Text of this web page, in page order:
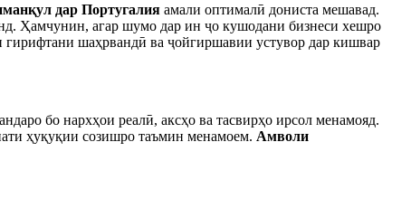
дар Португалия амали оптималӣ дониста мешавад.
Ҳамчунин, агар шумо дар ин ҷо кушодани бизнеси хешро
гирифтани шаҳрвандӣ ва ҷойгиршавии устувор дар кишвар
бо нархҳои реалӣ, аксҳо ва тасвирҳо ирсол менамояд.
ҳуқуқии созишро таъмин менамоем. Амволи